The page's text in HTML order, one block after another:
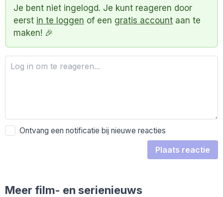
Je bent niet ingelogd. Je kunt reageren door
eerst in te loggen of een gratis account aan te
maken! 🎉
Ontvang een notificatie bij nieuwe reacties
Plaats reactie
Meer film- en serienieuws